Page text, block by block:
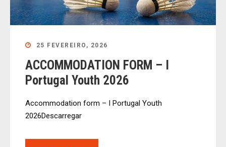
25 FEVEREIRO, 2026
ACCOMMODATION FORM – I
Portugal Youth 2026
Accommodation form – I Portugal Youth
2026Descarregar